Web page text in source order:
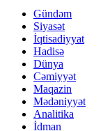
Gündəm
Siyasət
İqtisadiyyat
Hadisə
Dünya
Cəmiyyət
Maqazin
Mədəniyyət
Analitika
İdman